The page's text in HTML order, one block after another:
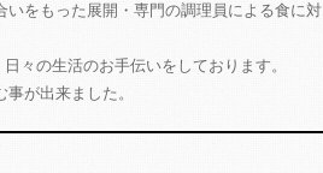
をもった展開・専門の調理員による食に対
々の生活のお手伝いをしております。
が出来ました。